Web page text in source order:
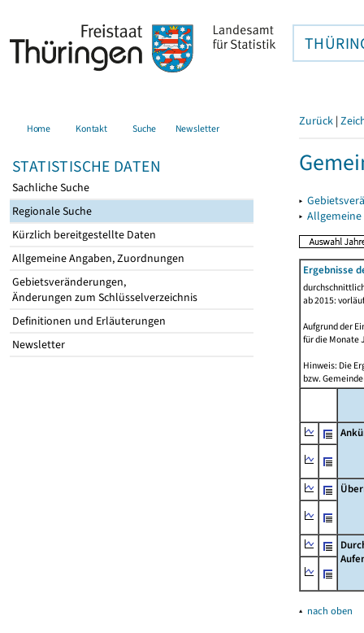
Home Kontakt Suche Newsletter
STATISTISCHE DATEN
Sachliche Suche
Regionale Suche
Kürzlich bereitgestellte Daten
Allgemeine Angaben, Zuordnungen
Gebietsveränderungen,
Änderungen zum Schlüsselverzeichnis
Definitionen und Erläuterungen
Newsletter
Zurück |
▸
▸
Ergebnisse
ab 2015:
Aufgrund der
für die Monate
Hinweis: Die
bzw.
▴ nach oben